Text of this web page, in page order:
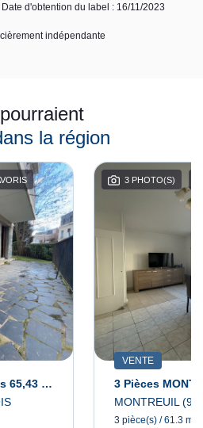
| Date d'obtention du label : 16/11/2023
indépendante
la région
Appartement 3 Pièces 65,43 M² À Rénover - Quartier BOIS - Avenue FOCH À Fontenay-Sous-Bois
3 PHOTO(S)
VENTE
3 Pièces
MONTREUIL
3 pièce(s) / 61.3 m²